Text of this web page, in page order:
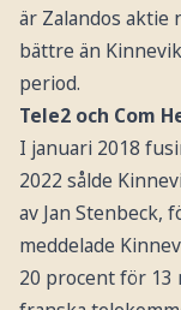
är Zalandos aktie
bättre än
period.
Tele2 och Com
I januari 2018
2022 sålde
av Jan Stenbeck,
meddelade
20 procent för 13